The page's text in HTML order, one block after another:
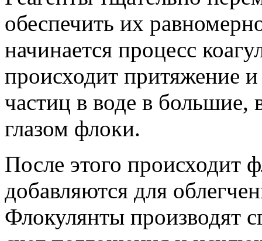
обеспечить их
начинается процесс
происходит притяжение
частиц в воде в
глазом флоки.
После этого происходит
добавляются для
Флокулянты производят